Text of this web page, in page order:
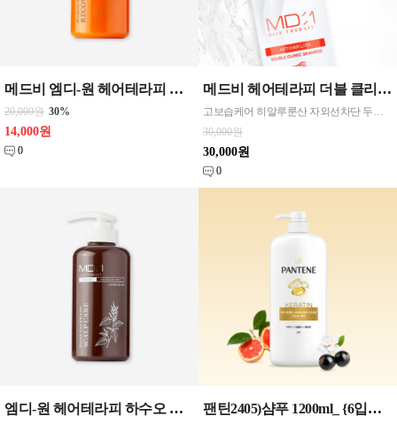
메드비 엠디-원 헤어테라피 미라클 리커버리 샴푸 , 컨디셔너 선택 1 500ml CPNP
20,000원 30%
14,000원
0
메드비 헤어테라피 더블 클리닉 샴푸 1개
고보습케어 히알루룬산 자외선차단 두피진정
30,000원
30,000원
0
엠디-원 헤어테라피 하수오 스칼프 케어 샴푸 트리트먼트 선택 500ml CPNP 1개단위판매 팬틴2405)샴푸 1200ml_ {6입한박스단위} 극손상케어샴푸 , 극손상케어린스 , 실키스무드케어샴푸 , 엑스트라볼륨케어샴푸